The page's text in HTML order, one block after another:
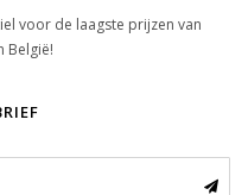
voor de laagste prijzen van
België!